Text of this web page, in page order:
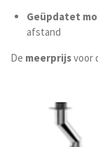
Geüpdatet
afstand
De meerprijsvoor